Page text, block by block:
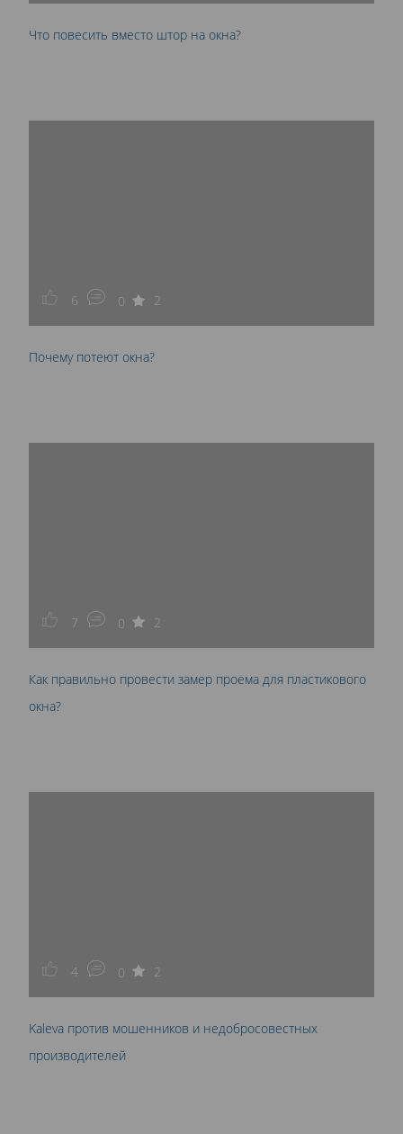
Что повесить вместо штор на окна?
6 0 2
Почему потеют окна?
7 0 2
Как правильно провести замер проема для пластикового
окна?
4 0 2
Kaleva против мошенников и недобросовестных
производителей